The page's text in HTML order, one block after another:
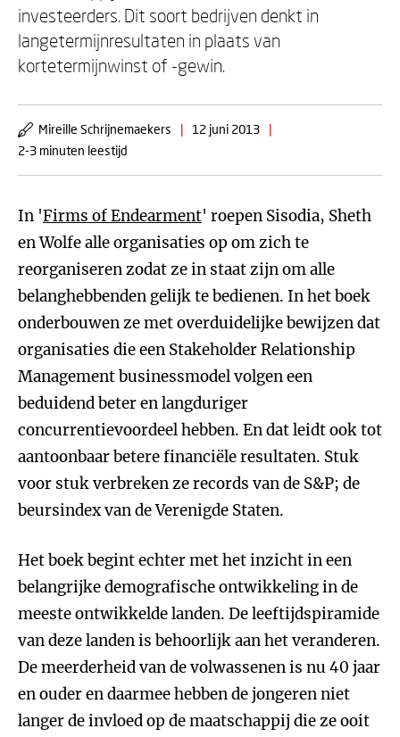
investeerders. Dit soort bedrijven denkt in
langetermijnresultaten in plaats van
kortetermijnwinst of -gewin.
Mireille Schrijnemaekers | 12 juni 2013
|
2-3 minuten leestijd
In 'Firms of Endearment' roepen Sisodia, Sheth
en Wolfe alle organisaties op om zich te
reorganiseren zodat ze in staat zijn om alle
belanghebbenden gelijk te bedienen. In het boek
onderbouwen ze met overduidelijke bewijzen dat
organisaties die een Stakeholder Relationship
Management businessmodel volgen een
beduidend beter en langduriger
concurrentievoordeel hebben. En dat leidt ook tot
aantoonbaar betere financiële resultaten. Stuk
voor stuk verbreken ze records van de S&P; de
beursindex van de Verenigde Staten.
Het boek begint echter met het inzicht in een
belangrijke demografische ontwikkeling in de
meeste ontwikkelde landen. De leeftijdspiramide
van deze landen is behoorlijk aan het veranderen.
De meerderheid van de volwassenen is nu 40 jaar
en ouder en daarmee hebben de jongeren niet
langer de invloed op de maatschappij die ze ooit